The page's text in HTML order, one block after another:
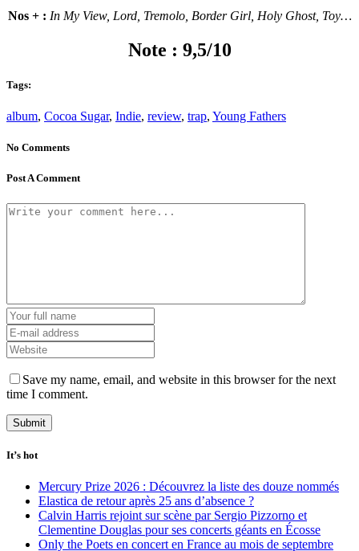
Nos + : In My View, Lord, Tremolo, Border Girl, Holy Ghost, Toy…
Note : 9,5/10
Tags:
album, Cocoa Sugar, Indie, review, trap, Young Fathers
No Comments
Post A Comment
Save my name, email, and website in this browser for the next
time I comment.
It’s hot
Mercury Prize 2026 : Découvrez la liste des douze nommés
Elastica de retour après 25 ans d’absence ?
Calvin Harris rejoint sur scène par Sergio Pizzorno et
Clementine Douglas pour ses concerts géants en Écosse
Only the Poets en concert en France au mois de septembre